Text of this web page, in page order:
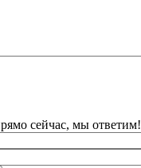
сейчас, мы ответим!